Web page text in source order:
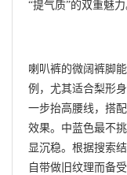
“提气质”的双重魅力
喇叭裤的微阔裤脚
例，尤其适合梨形
一步抬高腰线，搭
效果。中蓝色最不
显沉稳。根据搜索
自带做旧纹理而备